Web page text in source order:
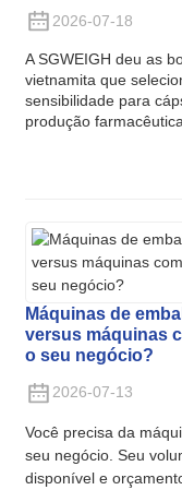
2026-07-18
A SGWEIGH deu as
vietnamita que
sensibilidade para
produção farmacêutica.
Máquinas de
versus máquinas
o seu negócio?
2026-07-13
Você precisa da
seu negócio. Seu
disponível e